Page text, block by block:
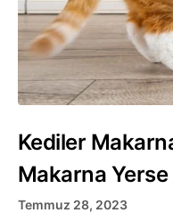
Kediler
Makarna Yerse
Temmuz 28, 2023